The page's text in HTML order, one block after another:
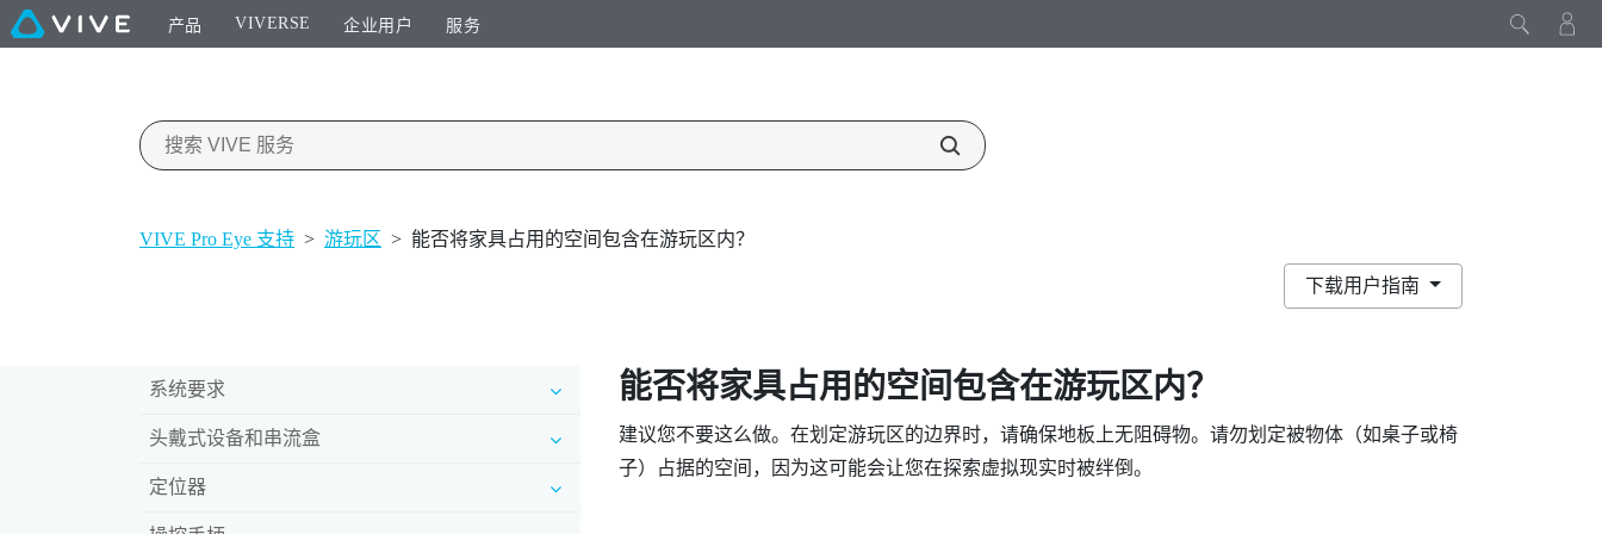
产品 VIVERSE 企业用户 服务
VIVE Pro Eye 支持 > 游玩区 > 能否将家具占用的空间包含在游玩区内？
下载用户指南
系统要求
头戴式设备和串流盒
定位器
能否将家具占用的空间包含在游玩区内？
建议您不要这么做。在划定游玩区的边界时，请确保地板上无阻碍物。请勿划定被物体（如桌子或椅
子）占据的空间，因为这可能会让您在探索虚拟现实时被绊倒。